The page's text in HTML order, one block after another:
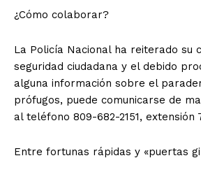
​¿Cómo colaborar?
La Policía Nacional ha reiterado su
seguridad ciudadana y el debido
alguna información sobre el
prófugos, puede comunicarse de
al teléfono 809-682-2151, extensión
​Entre fortunas rápidas y «puertas